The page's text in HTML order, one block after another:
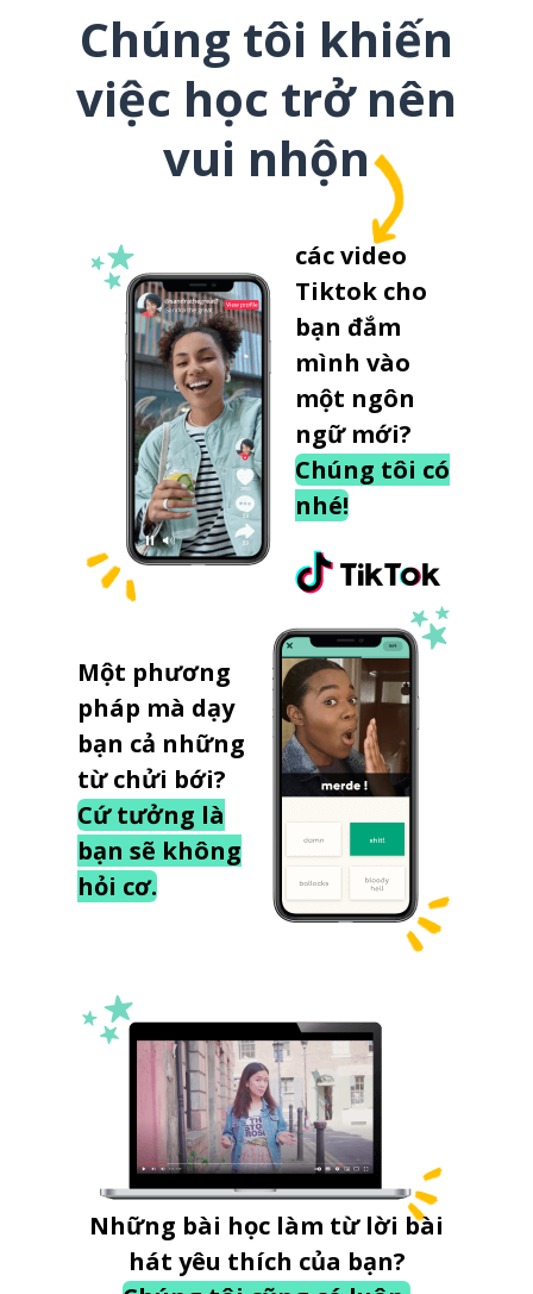
Chúng tôi khiến
việc học trở nên
vui nhộn
các video
Tiktok cho
bạn đắm
mình vào
một ngôn
ngữ mới?
Chúng tôi có
nhé!
Một phương
pháp mà dạy
bạn cả những
từ chửi bới?
Cứ tưởng là
bạn sẽ không
hỏi cơ.
Những bài học làm từ lời bài
hát yêu thích của bạn?